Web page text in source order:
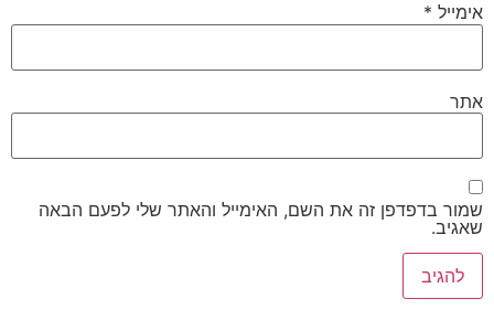
אימייל *
אתר
שמור בדפדפן זה את השם, האימייל והאתר שלי לפעם הבאה
שאגיב.